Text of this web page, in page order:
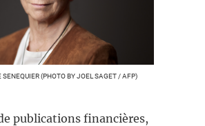
SENEQUIER (PHOTO BY JOEL SAGET / AFP)
publications financières,